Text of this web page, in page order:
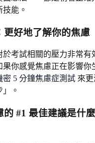
能。
更好地了解你的焦慮
於考試相關的壓力非常有
你感覺焦慮正在影響你
密 5 分鐘焦慮症測試 來更
」。
的 #1 最佳建議是什